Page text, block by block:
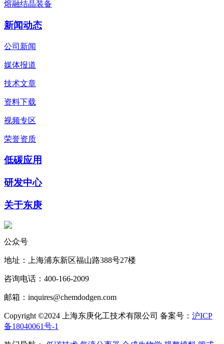
熔融结晶装备
新闻动态
公司新闻
媒体报道
技术文章
资料下载
视频专区
荣誉资质
低碳应用
研发中心
关于东庚
公众号
地址：上海浦东新区福山路388号27楼
咨询电话：400-166-2009
邮箱：inquires@chemdodgen.com
Copyright ©2024 上海东庚化工技术有限公司 备案号： 沪ICP
备18040061号-1